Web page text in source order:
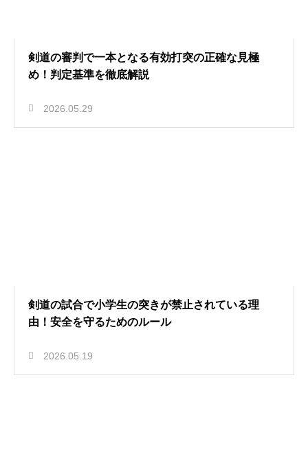
剣道の審判で一本となる有効打突の正確な見極
め！判定基準を徹底解説
2026.05.29
剣道の試合で小学生の突きが禁止されている理
由！安全を守るためのルール
2026.05.19